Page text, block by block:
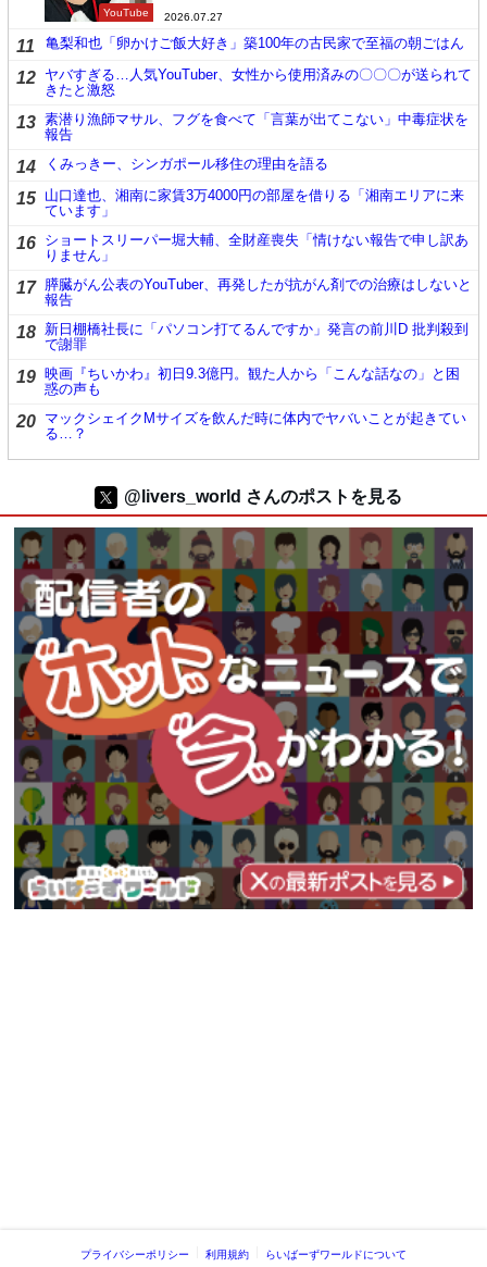
YouTube 2026.07.27
11 亀梨和也「卵かけご飯大好き」築100年の古民家で至福の朝ごはん
12 ヤバすぎる…人気YouTuber、女性から使用済みの〇〇〇が送られて
きたと激怒
13 素潜り漁師マサル、フグを食べて「言葉が出てこない」中毒症状を
報告
14 くみっきー、シンガポール移住の理由を語る
15 山口達也、湘南に家賃3万4000円の部屋を借りる「湘南エリアに来
ています」
16 ショートスリーパー堀大輔、全財産喪失「情けない報告で申し訳あ
りません」
17 膵臓がん公表のYouTuber、再発したが抗がん剤での治療はしないと
報告
18 新日棚橋社長に「パソコン打てるんですか」発言の前川D 批判殺到
で謝罪
19 映画『ちいかわ』初日9.3億円。観た人から「こんな話なの」と困
惑の声も
20 マックシェイクMサイズを飲んだ時に体内でヤバいことが起きてい
る…？
@livers_world さんのポストを見る
プライバシーポリシー 利用規約 らいばーずワールドについて